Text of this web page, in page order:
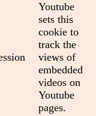
Youtube
sets this
cookie to
track the
views of
embedded
videos on
Youtube
pages.